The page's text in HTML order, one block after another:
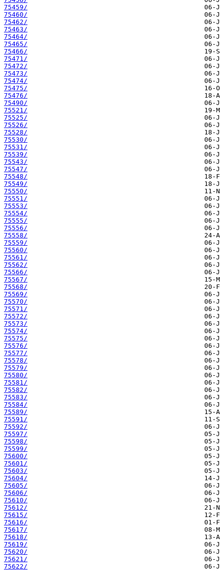
75459/
75460/
75462/
75463/
75464/
75465/
75466/
75471/
75472/
75473/
75474/
75475/
75476/
75490/
75521/
75525/
75526/
75528/
75530/
75531/
75539/
75543/
75547/
75548/
75549/
75550/
75551/
75553/
75554/
75555/
75556/
75558/
75559/
75560/
75561/
75562/
75566/
75567/
75568/
75569/
75570/
75571/
75572/
75573/
75574/
75575/
75576/
75577/
75578/
75579/
75580/
75581/
75582/
75583/
75584/
75589/
75591/
75592/
75597/
75598/
75599/
75600/
75601/
75603/
75604/
75605/
75606/
75610/
75612/
75615/
75616/
75617/
75618/
75619/
75620/
75621/
75622/